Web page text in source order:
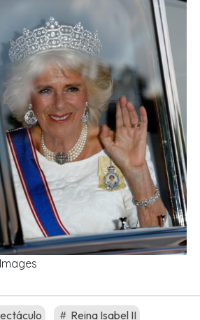
Reina Isabel II